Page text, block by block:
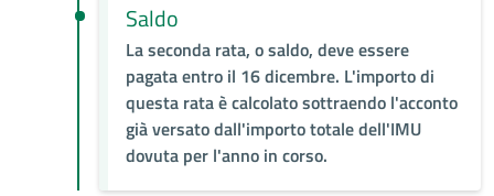
Saldo
La seconda rata, o saldo, deve essere
pagata entro il 16 dicembre. L'importo di
questa rata è calcolato sottraendo l'acconto
già versato dall'importo totale dell'IMU
dovuta per l'anno in corso.